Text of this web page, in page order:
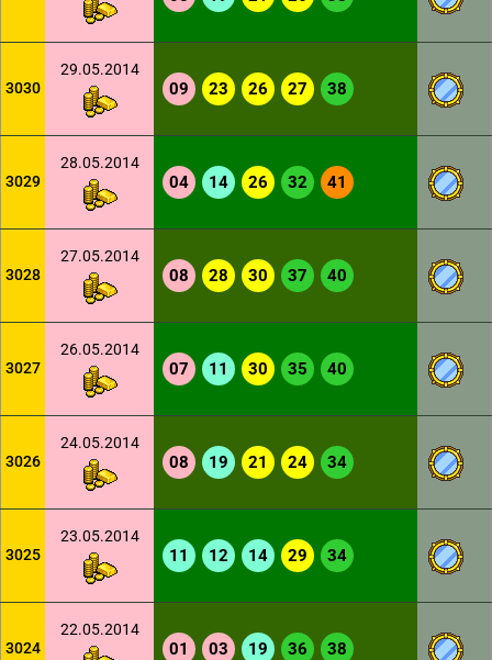
3030
29.05.2014
09 23 26 27 38
3029
28.05.2014
04 14 26 32 41
3028
27.05.2014
08 28 30 37 40
3027
26.05.2014
07 11 30 35 40
3026
24.05.2014
08 19 21 24 34
3025
23.05.2014
11 12 14 29 34
3024
22.05.2014
01 03 19 36 38